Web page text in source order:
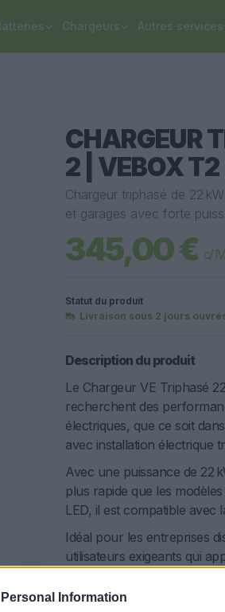
Information
Chargeurs Autres services
CHARGEUR
2 | VEBOX T2
Chargeur triphasé de 22
et garages avec forte
345,00 € c/
Statut du produit
Livraison sous 2 jours
Description du produit
Le Chargeur VE Triphasé
recherchent des
électriques, que ce soit
avec installation électrique
Avec une puissance de 22
plus rapide que les
LED, il est compatible avec
Idéal pour les entreprises
utilisateurs exigeants qui